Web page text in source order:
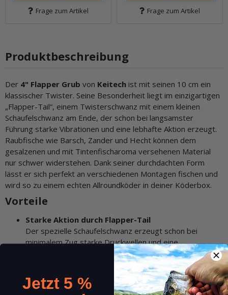
Frage zum Artikel Frage zum Artikel
Produktbeschreibung
Der 4" Flapper Grub von Keitech ist mit seinen 10 cm ein
klassischer Twister. Seine Besonderheit liegt im einzigartigen
„Flapper-Tail“, einem Twisterschwanz mit einem kleinen
Schaufelschwanz am Ende, der schon bei langsamster
Führung starke Vibrationen und eine lebhafte Aktion erzeugt.
Raubfische wie Barsch, Zander und Hecht können dem
gesalzenen und mit Tintenfischaroma versehenen Material
nur schwer widerstehen. Dank seiner durchdachten Form
lässt er sich perfekt an verschiedenen Montagen fischen und
wird so zu einem echten Allroundköder in deiner Köderbox.
Vorteile
Starke Aktion durch Flapper-Tail
Der spezielle Schaufelschwanz erzeugt schon bei
minimalem Zug starke Druckwellen und eine
hochfrequente Aktion, die Raubfische selbst aus der
Vielseitige Einsatzmöglichkeiten
Jetzt 5 %